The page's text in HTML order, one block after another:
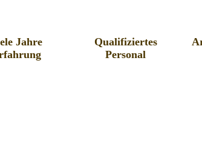
Jahre
Qualifiziertes
Personal